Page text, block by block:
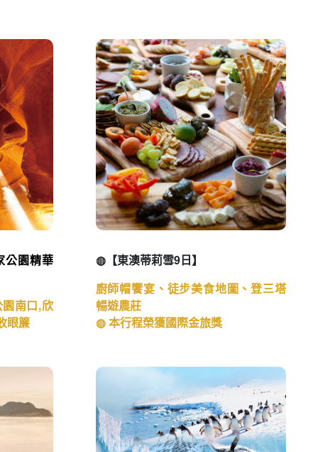
公園精華
南口,欣
眼簾
◍【東澳蒂莉雪9日】
廚師帽饗宴、徒步美食地圖、登三塔
暢遊農莊
◍ 本行程榮獲國際金旅獎